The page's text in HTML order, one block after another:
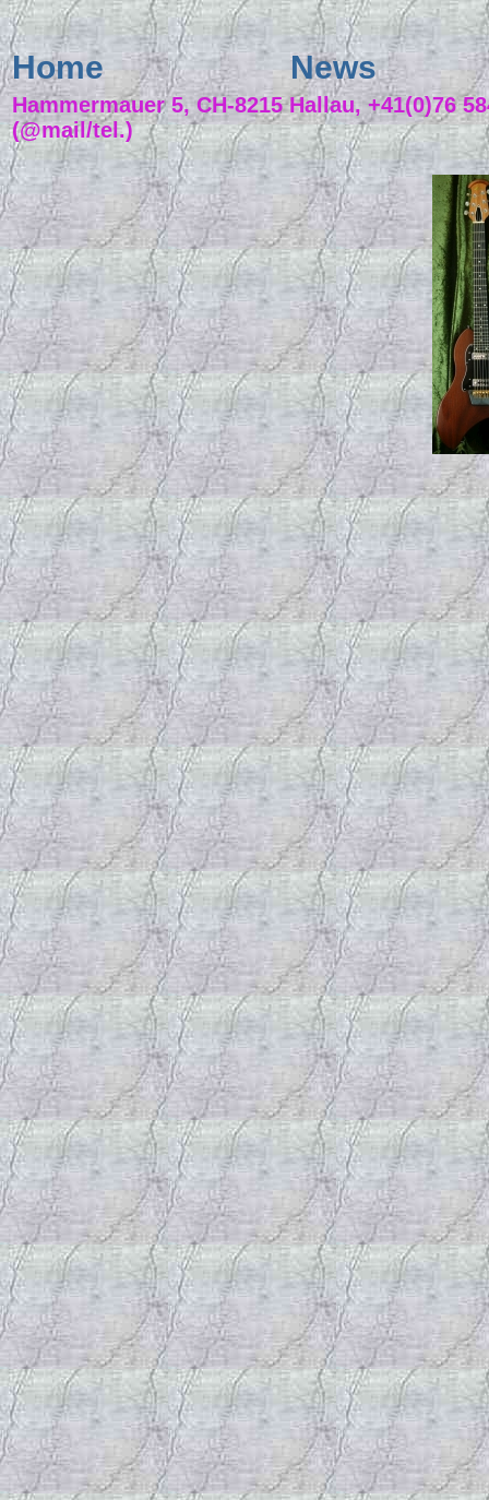
Home News
Hammermauer 5, CH-8215 Hallau, +41(0)76
(@mail/tel.)